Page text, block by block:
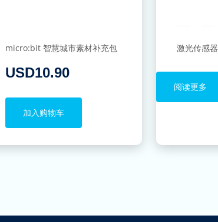
micro:bit 智慧城市素材补充包
USD10.90
加入购物车
激光传感器
阅读更多